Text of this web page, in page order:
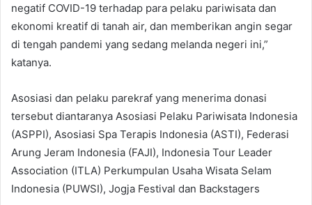
negatif COVID-19 terhadap para pelaku pariwisata dan
ekonomi kreatif di tanah air, dan memberikan angin segar
di tengah pandemi yang sedang melanda negeri ini,”
katanya.
Asosiasi dan pelaku parekraf yang menerima donasi
tersebut diantaranya Asosiasi Pelaku Pariwisata Indonesia
(ASPPI), Asosiasi Spa Terapis Indonesia (ASTI), Federasi
Arung Jeram Indonesia (FAJI), Indonesia Tour Leader
Association (ITLA) Perkumpulan Usaha Wisata Selam
Indonesia (PUWSI), Jogja Festival dan Backstagers